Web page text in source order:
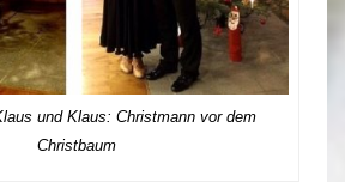
und Klaus: Christmann vor dem
Christbaum